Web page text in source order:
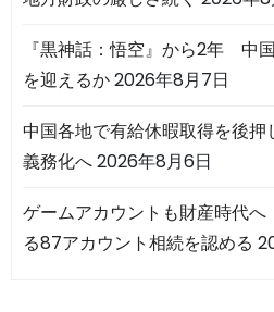
『黒神話：悟空』から2年 中
を迎えるか2026年8月7日
中国各地で有給休暇取得を後
義務化へ2026年8月6日
ゲームアカウントも財産時代
る87アカウント相続を認める